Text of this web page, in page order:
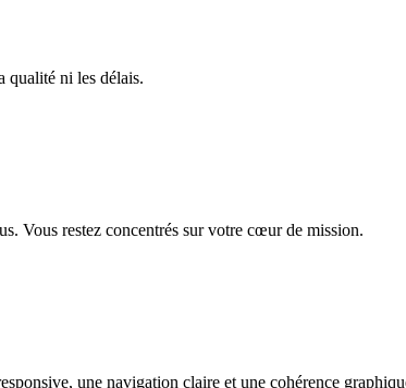
qualité ni les délais.
Vous restez concentrés sur votre cœur de mission.
une navigation claire et une cohérence